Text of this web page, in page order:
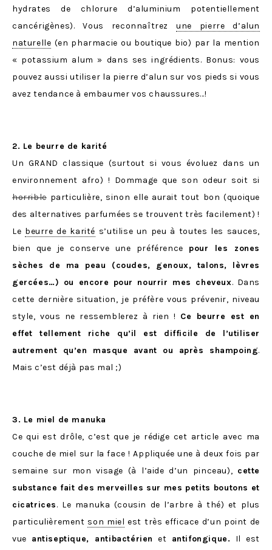
hydrates de chlorure d’aluminium potentiellement
cancérigènes). Vous reconnaîtrez une pierre d’alun
naturelle (en pharmacie ou boutique bio) par la mention
« potassium alum » dans ses ingrédients. Bonus: vous
pouvez aussi utiliser la pierre d’alun sur vos pieds si vous
avez tendance à embaumer vos chaussures…!
2. Le beurre de karité
Un GRAND classique (surtout si vous évoluez dans un
environnement afro) ! Dommage que son odeur soit si
horribleparticulière, sinon elle aurait tout bon (quoique
des alternatives parfumées se trouvent très facilement) !
Le beurre de karité s’utilise un peu à toutes les sauces,
bien que je conserve une préférence pour les zones
sèches de ma peau (coudes, genoux, talons, lèvres
gercées…) ou encore pour nourrir mes cheveux. Dans
cette dernière situation, je préfère vous prévenir, niveau
style, vous ne ressemblerez à rien ! Ce beurre est en
effet tellement riche qu’il est difficile de l’utiliser
autrement qu’en masque avant ou après shampoing.
Mais c’est déjà pas mal ;)
3. Le miel de manuka
Ce qui est drôle, c’est que je rédige cet article avec ma
couche de miel sur la face ! Appliquée une à deux fois par
semaine sur mon visage (à l’aide d’un pinceau), cette
substance fait des merveilles sur mes petits boutons et
cicatrices. Le manuka (cousin de l’arbre à thé) et plus
particulièrement son miel est très efficace d’un point de
vue antiseptique, antibactérien et antifongique. Il est